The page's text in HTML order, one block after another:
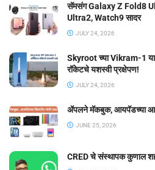
सॅमसंग Galaxy Z Fold8
Ultra2, Watch9 सादर
JULY 24, 2026
Skyroot च्या Vikram-1 या
रॉकेटचे यशस्वी प्रक्षेपण!
JULY 24, 2026
ॲपलने मॅकबुक, आयपॅडच्या आणि
JUNE 25, 2026
CRED चे संस्थापक कुणाल